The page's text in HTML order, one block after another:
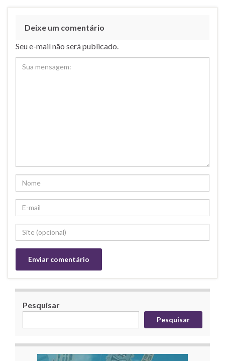
Deixe um comentário
Seu e-mail não será publicado.
Pesquisar
Pesquisar